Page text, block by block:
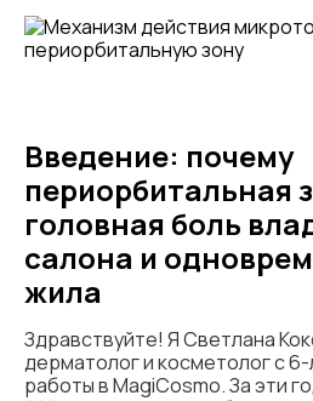
Введение: почему
периорбитальная
головная боль
салона и
жила
Здравствуйте! Я Светлана
дерматолог и косметолог с
работы в MagiCosmo. За эти